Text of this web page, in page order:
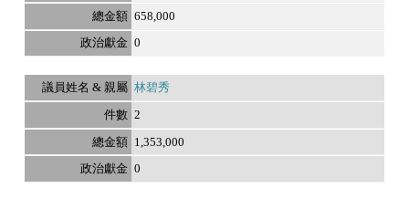
658,000
0
林碧秀
2
1,353,000
0